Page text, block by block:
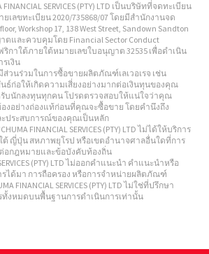
FINANCIAL SERVICES (PTY) LTD เป็นบริษัทที่จดทะเบียน
ลขทะเบียน 2020/735868/07 โดยมีสำนักงานจด
Workshop 17, 138 West Street, Sandown Sandton
ตและควบคุมโดย Financial Sector Conduct
ริกาใต้ภายใต้หมายเลขใบอนุญาต 32535 เพื่อดำเนิน
เงิน
ส่วนร่วมในการซื้อขายผลิตภัณฑ์เลเวอเรจ เช่น
ธ์ก่อให้เกิดความเสี่ยงอย่างมากต่อเงินทุนของคุณ
รับนักลงทุนทุกคน โปรดตรวจสอบให้แน่ใจว่าคุณ
องอย่างถ่องแท้ก่อนที่คุณจะซื้อขาย โดยคำนึงถึง
ะประสบการณ์ของคุณเป็นหลัก
FINANCIAL SERVICES (PTY) LTD ไม่ได้ให้บริการ
ญี่ปุ่น สหภาพยุโรป หรือเขตอำนาจศาลอื่นใดที่การ
อกฎหมายและข้อบังคับท้องถิ่น
(PTY) LTD ไม่ออกคำแนะนำ คำแนะนำหรือ
รได้มา การถือครอง หรือการจำหน่ายผลิตภัณฑ์
FINANCIAL SERVICES (PTY) LTD ไม่ใช่ที่ปรึกษา
ทั้งหมดบนพื้นฐานการดำเนินการเท่านั้น